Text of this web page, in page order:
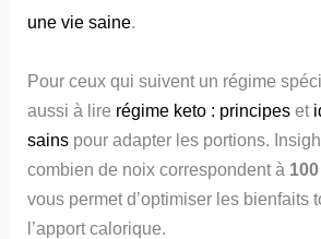
une vie saine.
Pour ceux qui suivent un régime
aussi à lire régime keto : principes et
sains pour adapter les portions.
combien de noix correspondent à
vous permet d’optimiser les bienfaits
l’apport calorique.